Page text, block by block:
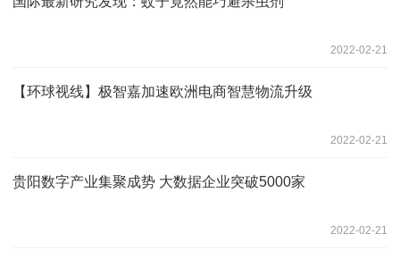
2022-02-21
【环球视线】极智嘉加速欧洲电商智慧物流升级
2022-02-21
贵阳数字产业集聚成势 大数据企业突破5000家
2022-02-21